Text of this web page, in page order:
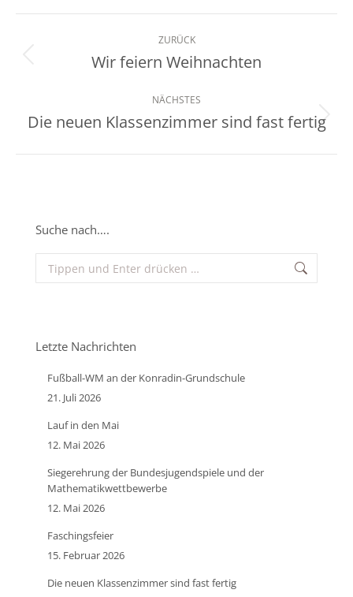
ZURÜCK
Vorheriger
Wir feiern Weihnachten
NÄCHSTES
Nächster
Die neuen Klassenzimmer sind fast fertig
Suche nach….
Search:
Letzte Nachrichten
Fußball-WM an der Konradin-Grundschule
21. Juli 2026
Lauf in den Mai
12. Mai 2026
Siegerehrung der Bundesjugendspiele und der
Mathematikwettbewerbe
12. Mai 2026
Faschingsfeier
15. Februar 2026
Die neuen Klassenzimmer sind fast fertig